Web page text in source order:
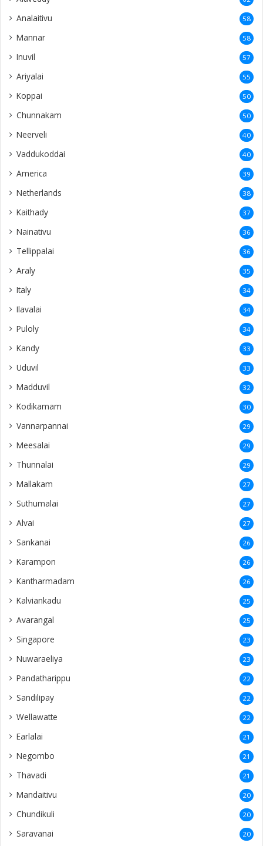
Analaitivu 58
Mannar 58
Inuvil 57
Ariyalai 55
Koppai 50
Chunnakam 50
Neerveli 40
Vaddukoddai 40
America 39
Netherlands 38
Kaithady 37
Nainativu 36
Tellippalai 36
Araly 35
Italy 34
Ilavalai 34
Puloly 34
Kandy 33
Uduvil 33
Madduvil 32
Kodikamam 30
Vannarpannai 29
Meesalai 29
Thunnalai 29
Mallakam 27
Suthumalai 27
Alvai 27
Sankanai 26
Karampon 26
Kantharmadam 26
Kalviankadu 25
Avarangal 25
Singapore 23
Nuwaraeliya 23
Pandatharippu 22
Sandilipay 22
Wellawatte 22
Earlalai 21
Negombo 21
Thavadi 21
Mandaitivu 20
Chundikuli 20
Saravanai 20